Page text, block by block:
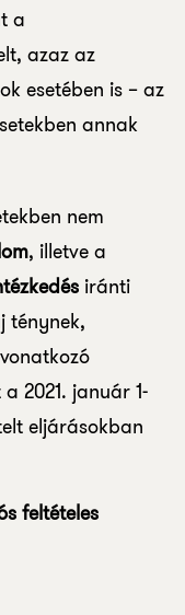
a
azaz az
esetében is – az
annak
nem
, illetve a
iránti
ténynek,
2021. január 1-
eljárásokban
feltételes